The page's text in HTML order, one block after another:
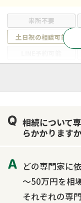
来所不要
土日祝の相談可能
遺言書作成・遺言執行
相続手続き
成年後見・任意後見
相続トラブル
相続について
らかかります
どの専門家に
～50万円を相
それぞれの専